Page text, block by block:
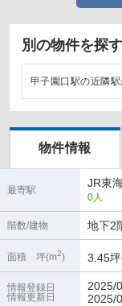
別の物件を探す
甲子園口駅の近隣
立花駅の店舗物
さくら夙川駅の
尼崎駅の店舗物
物件情報
最寄駅
JR東
0人
階数/建物 地下2
面積 坪(m2) 3.45
情報登録日
情報更新日
2025/
2025/